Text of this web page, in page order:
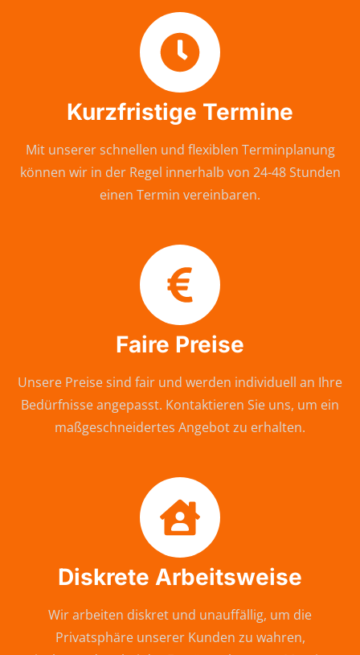
Kurzfristige Termine
Mit unserer schnellen und flexiblen Terminplanung
können wir in der Regel innerhalb von 24-48 Stunden
einen Termin vereinbaren.
Faire Preise
Unsere Preise sind fair und werden individuell an Ihre
Bedürfnisse angepasst. Kontaktieren Sie uns, um ein
maßgeschneidertes Angebot zu erhalten.
Diskrete Arbeitsweise
Wir arbeiten diskret und unauffällig, um die
Privatsphäre unserer Kunden zu wahren,